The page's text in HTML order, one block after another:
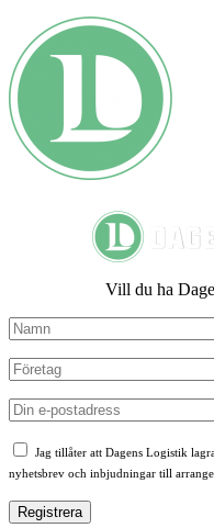
Vill du ha
Jag tillåter att Dagens Logistik
nyhetsbrev och inbjudningar till